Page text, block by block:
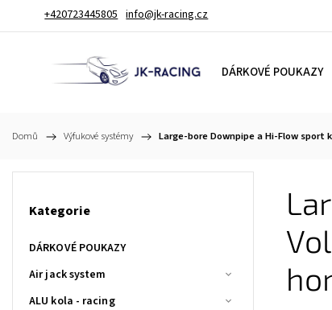
+420723445805 info@jk-racing.cz
DÁRKOVÉ POUKAZY
Domů / Výfukové systémy / Large-bore Downpipe a Hi-Flow sport
Kategorie
DÁRKOVÉ POUKAZY
Air jack system
ALU kola - racing